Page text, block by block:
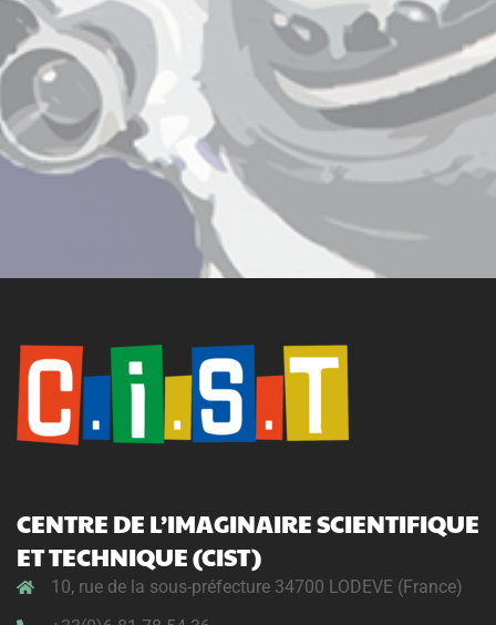
CENTRE DE L’IMAGINAIRE SCIENTIFIQUE
ET TECHNIQUE (CIST)
10, rue de la sous-préfecture 34700 LODEVE (France)